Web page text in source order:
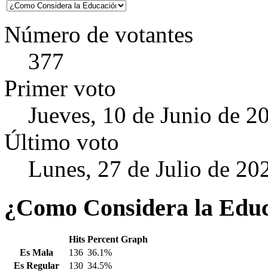
Número de votantes
377
Primer voto
Jueves, 10 de Junio de
Último voto
Lunes, 27 de Julio de
¿Como Considera la
Hits Percent Graph
Es Mala
136 36.1%
Es Regular
130 34.5%